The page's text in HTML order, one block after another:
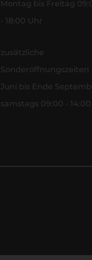
Montag bis Freitag
- 18:00 Uhr
zusätzliche
Sonderöffnungszeiten
Juni bis Ende
samstags 09:00 -